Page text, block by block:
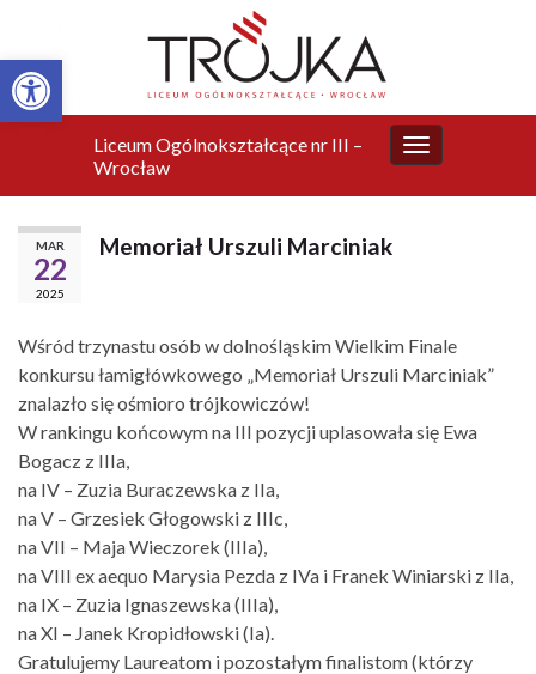
Otwórz pasek narzędzi
Przełącz
Liceum Ogólnokształcące nr III –
Wrocław
MAR
22
2025
Memoriał Urszuli Marciniak
Wśród trzynastu osób w dolnośląskim Wielkim Finale
konkursu łamigłówkowego „Memoriał Urszuli Marciniak”
znalazło się ośmioro trójkowiczów!
W rankingu końcowym na III pozycji uplasowała się Ewa
Bogacz z IIIa,
na IV – Zuzia Buraczewska z IIa,
na V – Grzesiek Głogowski z IIIc,
na VII – Maja Wieczorek (IIIa),
na VIII ex aequo Marysia Pezda z IVa i Franek Winiarski z IIa,
na IX – Zuzia Ignaszewska (IIIa),
na XI – Janek Kropidłowski (Ia).
Gratulujemy Laureatom i pozostałym finalistom (którzy